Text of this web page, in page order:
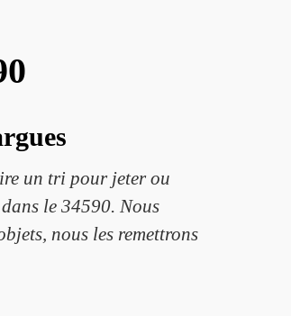
un tri pour jeter ou
le 34590. Nous
nous les remettrons